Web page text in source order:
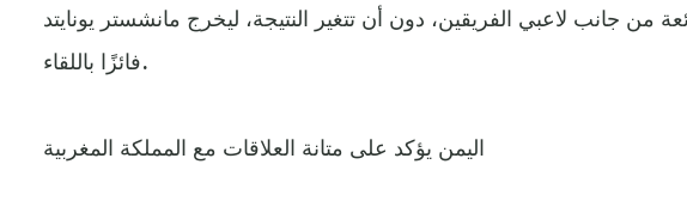
من جانب لاعبي الفريقين، دون أن تتغير النتيجة، ليخرج مانشستر يونايتد
فائزًا باللقاء.
اليمن يؤكد على متانة العلاقات مع المملكة المغربية